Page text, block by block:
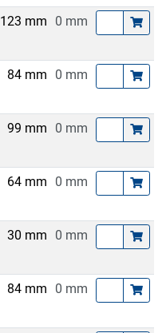
123 mm 0 mm
84 mm 0 mm
99 mm 0 mm
64 mm 0 mm
30 mm 0 mm
84 mm 0 mm